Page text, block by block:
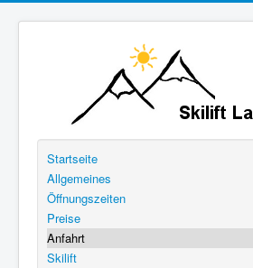
Startseite
Allgemeines
Öffnungszeiten
Preise
Anfahrt
Skilift